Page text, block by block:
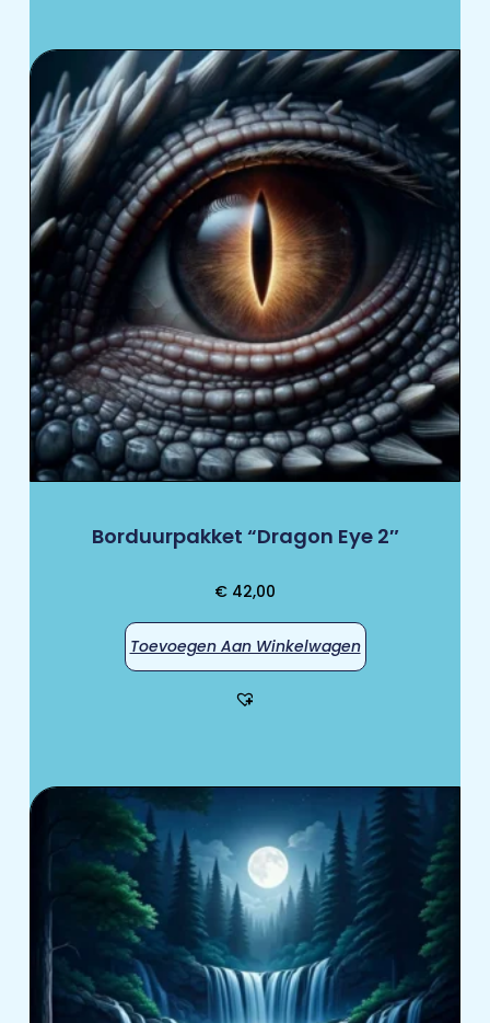
Borduurpakket “Dragon Eye 2″
€ 42,00
Toevoegen Aan Winkelwagen